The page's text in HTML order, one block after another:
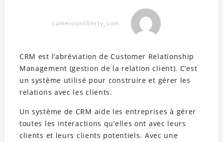
camerounliberty_com
CRM est l’abréviation de Customer Relationship
Management (gestion de la relation client). C’est
un système utilisé pour construire et gérer les
relations avec les clients.
Un système de CRM aide les entreprises à gérer
toutes les interactions qu’elles ont avec leurs
clients et leurs clients potentiels. Avec une